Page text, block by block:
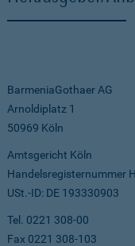
BarmeniaGothaer AG
Arnoldiplatz 1
50969 Köln
Amtsgericht Köln
Handelsregisternummer
USt.-ID: DE 193330903
Tel. 0221 308-00
Fax 0221 308-103